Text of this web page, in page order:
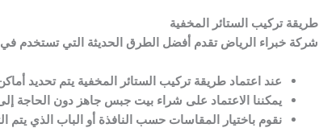
طريقة تركيب الستائر المخفية
شركة خبراء الرياض تقدم أفضل الطرق الحديثة التي تستخدم
عند اعتماد طريقة تركيب الستائر المخفية يتم تحديد
يمكننا الاعتماد على شراء بيت جبس جاهز دون الحاجة
نقوم باختيار المقاسات حسب النافذة أو الباب الذي يتم